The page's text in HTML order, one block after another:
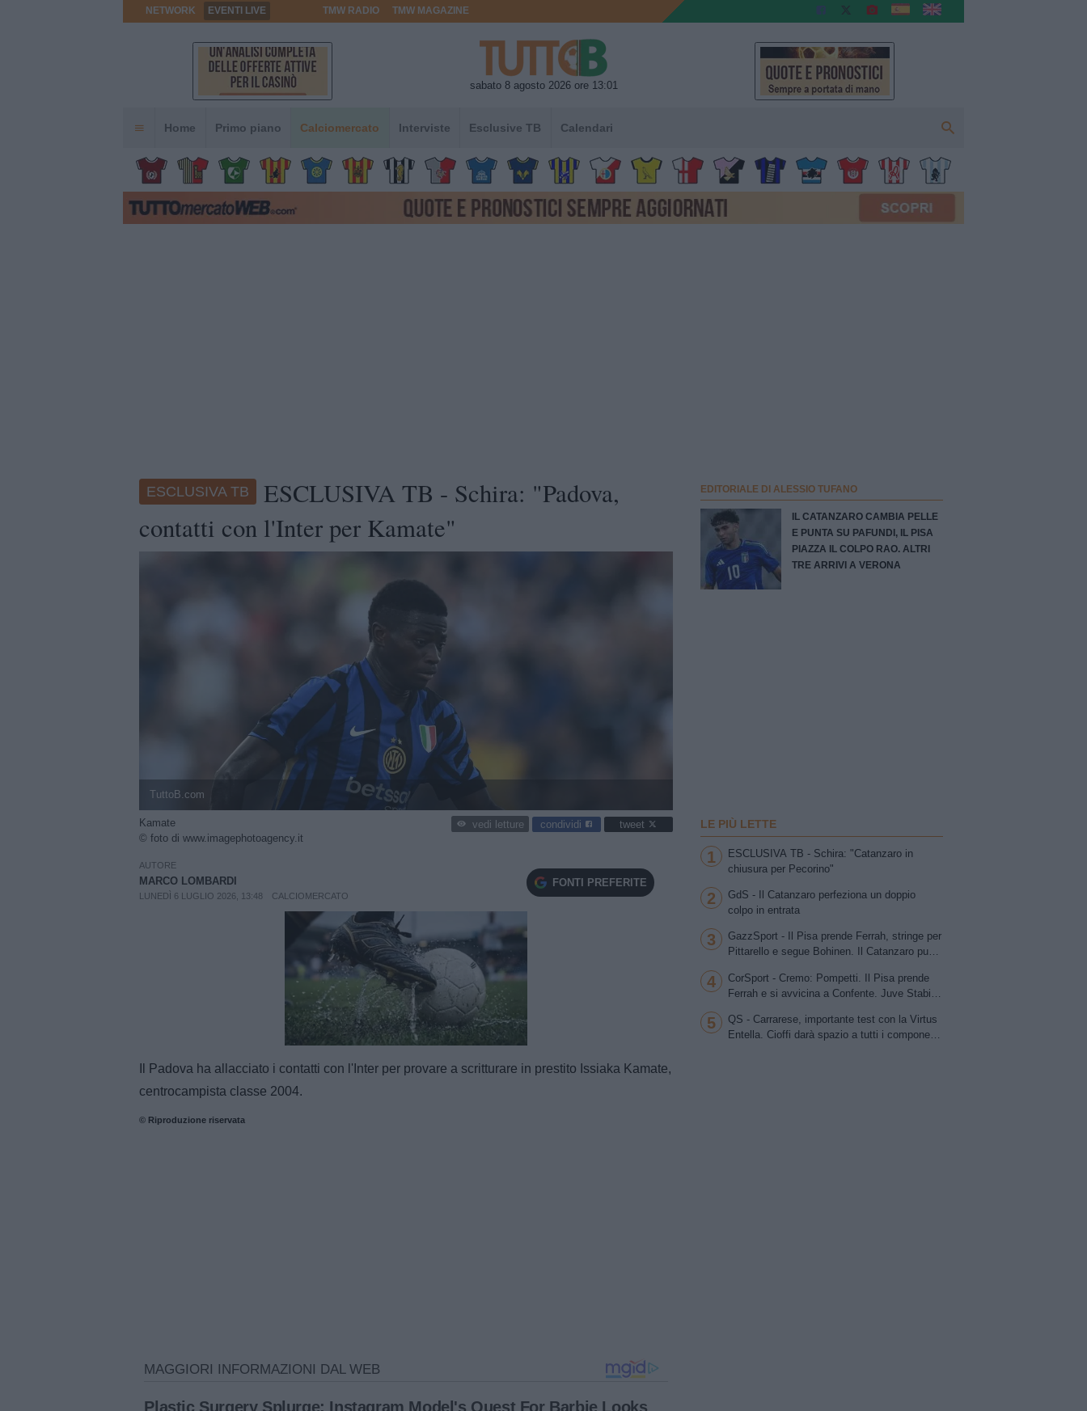
NETWORK EVENTI LIVE TMW RADIO TMW MAGAZINE
sabato 8 agosto 2026 ore 13:01
Home Primo piano Calciomercato Interviste Esclusive TB Calendari
ESCLUSIVA TB
ESCLUSIVA TB - Schira: "Padova,
contatti con l'Inter per Kamate"
TuttoB.com
Kamate
© foto di www.imagephotoagency.it
vedi letture condividi tweet
AUTORE
MARCO LOMBARDI
LUNEDÌ 6 LUGLIO 2026, 13:48 CALCIOMERCATO
FONTI PREFERITE
Unmute
Loaded:
100.00%
Il Padova ha allacciato i contatti con l'Inter per provare a scritturare in prestito Issiaka Kamate,
centrocampista classe 2004.
© Riproduzione riservata
EDITORIALE DI ALESSIO TUFANO
IL CATANZARO CAMBIA PELLE
E PUNTA SU PAFUNDI, IL PISA
PIAZZA IL COLPO RAO. ALTRI
TRE ARRIVI A VERONA
LE PIÙ LETTE
1
ESCLUSIVA TB - Schira: "Catanzaro in
chiusura per Pecorino"
2
GdS - Il Catanzaro perfeziona un doppio
colpo in entrata
3
GazzSport - Il Pisa prende Ferrah, stringe per
Pittarello e segue Bohinen. Il Catanzaro punta
Bjarkason
4
CorSport - Cremo: Pompetti. Il Pisa prende
Ferrah e si avvicina a Confente. Juve Stabia
scambio Patierno-Jimenez
5
QS - Carrarese, importante test con la Virtus
Entella. Cioffi darà spazio a tutti i componenti